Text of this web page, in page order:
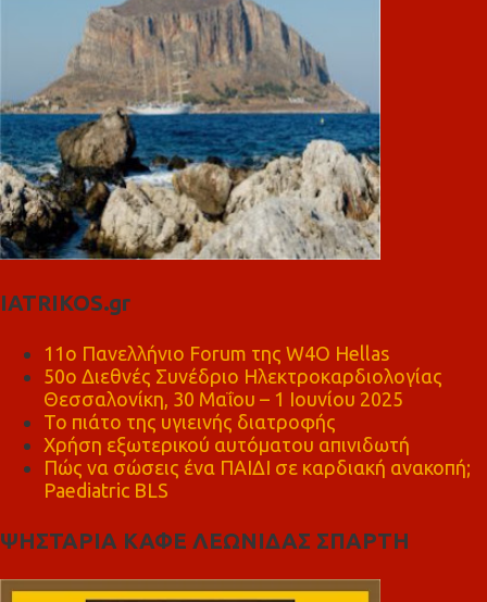
IATRIKOS.gr
11ο Πανελλήνιο Forum της W4O Hellas
50ο Διεθνές Συνέδριο Ηλεκτροκαρδιολογίας
Θεσσαλονίκη, 30 Μαΐου – 1 Ιουνίου 2025
Το πιάτο της υγιεινής διατροφής
Χρήση εξωτερικού αυτόματου απινιδωτή
Πώς να σώσεις ένα ΠΑΙΔΙ σε καρδιακή ανακοπή;
Paediatric BLS
ΨΗΣΤΑΡΙΑ ΚΑΦΕ ΛΕΩΝΙΔΑΣ ΣΠΑΡΤΗ